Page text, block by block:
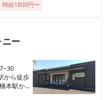
原
時給1800円〜
ニー
から徒歩
本駅から